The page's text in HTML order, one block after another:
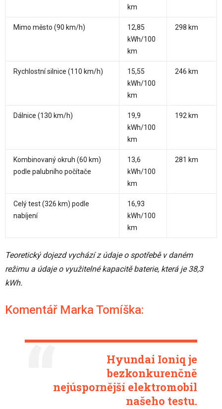
km
Mimo město (90 km/h)
12,85
kWh/100
km
298 km
Rychlostní silnice (110 km/h)
15,55
kWh/100
km
246 km
Dálnice (130 km/h)
19,9
kWh/100
km
192 km
Kombinovaný okruh (60 km)
podle palubního počítače
13,6
kWh/100
km
281 km
Celý test (326 km) podle
nabíjení
16,93
kWh/100
km
Teoretický dojezd vychází z údaje o spotřebě v daném
režimu a údaje o využitelné kapacitě baterie, která je 38,3
kWh.
Komentář Marka Tomíška:
Hyundai Ioniq je
bezkonkurenčně
nejúspornější elektromobil
našeho testu.